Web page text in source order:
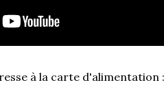
à la carte d'alimentation :